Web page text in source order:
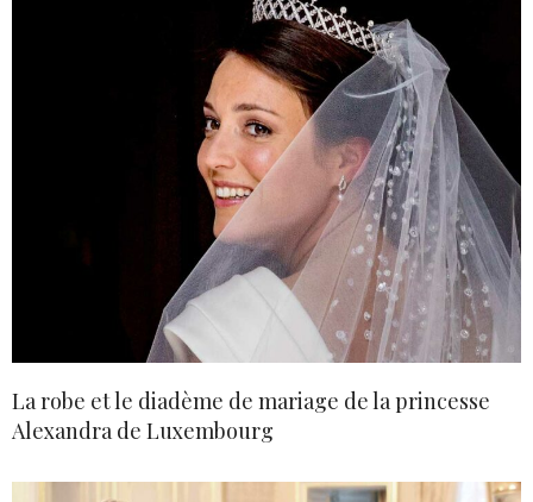
La robe et le diadème de mariage de la princesse
Alexandra de Luxembourg